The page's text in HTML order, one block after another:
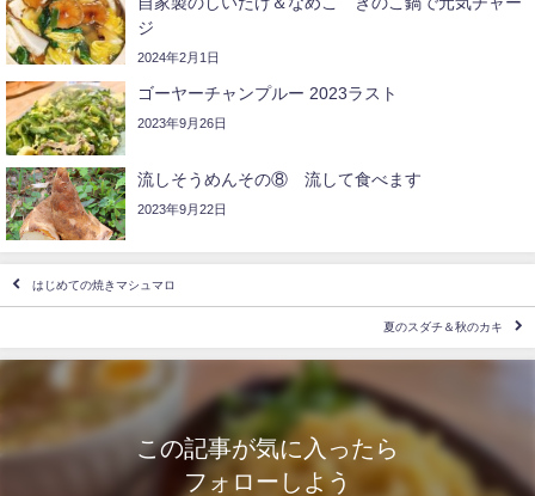
ジ
2024年2月1日
ゴーヤーチャンプルー 2023ラスト
2023年9月26日
流しそうめんその⑧ 流して食べます
2023年9月22日
はじめての焼きマシュマロ
夏のスダチ＆秋のカキ
この記事が気に入ったら
フォローしよう